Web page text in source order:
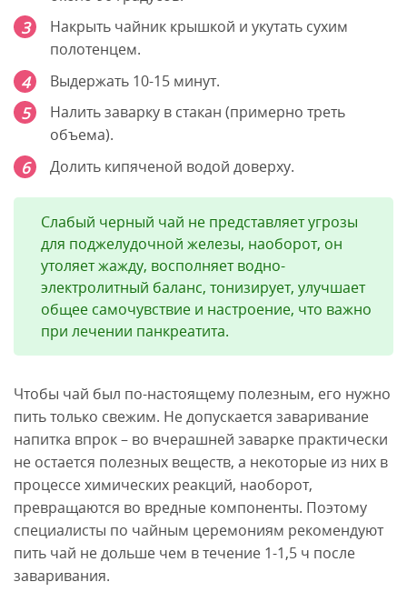
Накрыть чайник крышкой и укутать сухим
полотенцем.
Выдержать 10-15 минут.
Налить заварку в стакан (примерно треть
объема).
Долить кипяченой водой доверху.
Слабый черный чай не представляет угрозы
для поджелудочной железы, наоборот, он
утоляет жажду, восполняет водно-
электролитный баланс, тонизирует, улучшает
общее самочувствие и настроение, что важно
при лечении панкреатита.
Чтобы чай был по-настоящему полезным, его нужно
пить только свежим. Не допускается заваривание
напитка впрок – во вчерашней заварке практически
не остается полезных веществ, а некоторые из них в
процессе химических реакций, наоборот,
превращаются во вредные компоненты. Поэтому
специалисты по чайным церемониям рекомендуют
пить чай не дольше чем в течение 1-1,5 ч после
заваривания.